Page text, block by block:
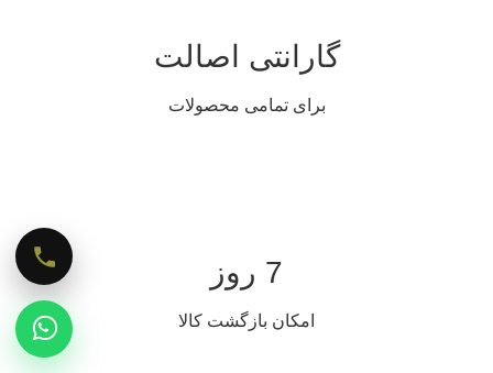
گارانتی اصالت
برای تمامی محصولات
7 روز
امکان بازگشت کالا